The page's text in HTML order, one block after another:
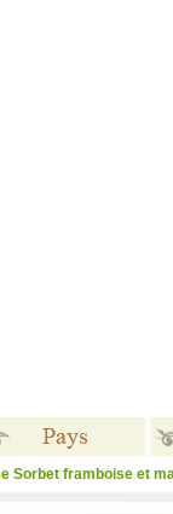
Sorbet framboise et